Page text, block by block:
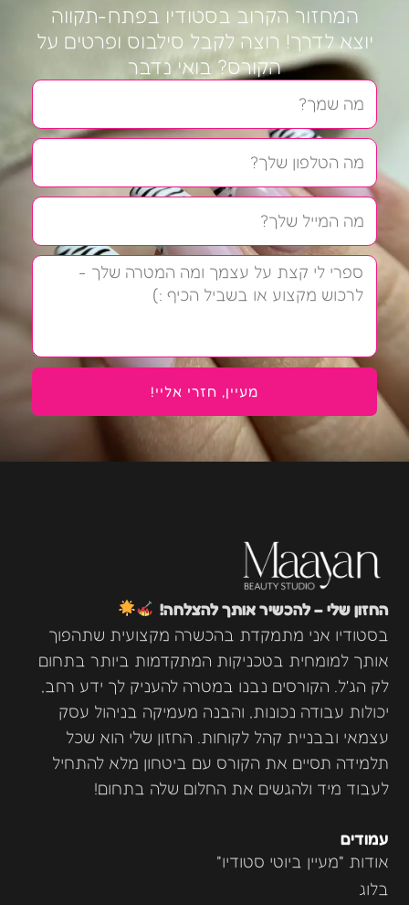
המחזור הקרוב בסטודיו בפתח-תקווה
יוצא לדרך! רוצה לקבל סילבוס ופרטים על
הקורס? בואי נדבר
שם
טלפון
אימייל
הודעה
מעיין, חזרי אליי!
החזון שלי – להכשיר אותך להצלחה!
בסטודיו אני מתמקדת בהכשרה מקצועית שתהפוך
אותך למומחית בטכניקות המתקדמות ביותר בתחום
לק הג'ל. הקורסים נבנו במטרה להעניק לך ידע רחב,
יכולות עבודה נכונות, והבנה מעמיקה בניהול עסק
עצמאי ובבניית קהל לקוחות. החזון שלי הוא שכל
תלמידה תסיים את הקורס עם ביטחון מלא להתחיל
לעבוד מיד ולהגשים את החלום שלה בתחום!
עמודים
אודות "מעיין ביוטי סטודיו"
בלוג